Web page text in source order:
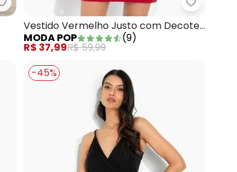
Moda Pop - Vestido Longo Azul
Moda
Vestido Vermelho Justo com Decote
Assímetrico
MODA POP (9)
R$ 37,99R$ 59,99
-45%